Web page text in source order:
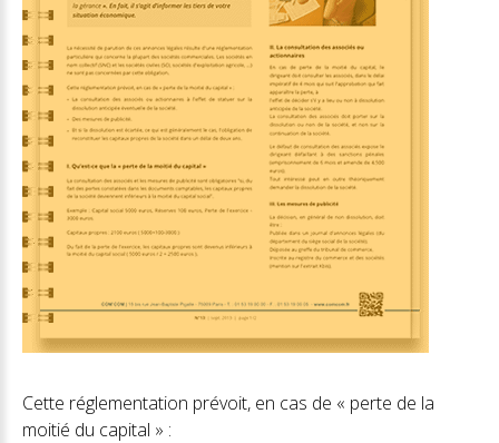
Cette réglementation prévoit, en cas de « perte de la
moitié du capital » :